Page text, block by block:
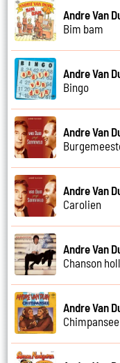
Andre Van
Bim bam
Andre Van
Bingo
Andre Van
Andre Van
Carolien
Andre Van
Chanson
Andre Van
Chimpansee